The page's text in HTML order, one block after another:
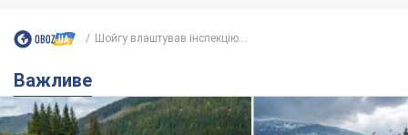
Шойгу влаштував інспекцію...
Важливе